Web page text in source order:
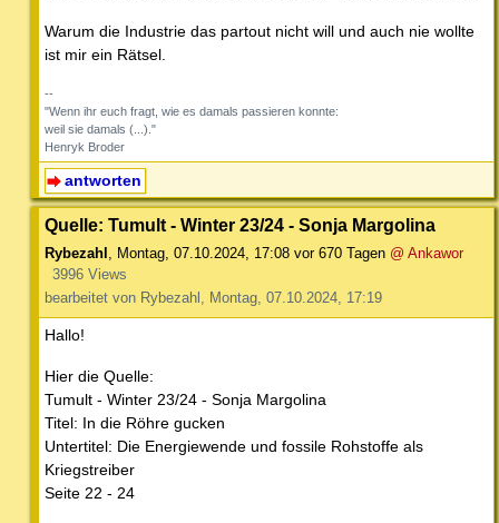
Warum die Industrie das partout nicht will und auch nie wollte
ist mir ein Rätsel.
--
"Wenn ihr euch fragt, wie es damals passieren konnte:
weil sie damals (...)."
Henryk Broder
antworten
Quelle: Tumult - Winter 23/24 - Sonja Margolina
Rybezahl Montag, 07.10.2024, 17:08 vor 670 Tagen @ Ankawor
3996 Views
bearbeitet von Rybezahl, Montag, 07.10.2024, 17:19
Hallo!
Hier die Quelle:
Tumult - Winter 23/24 - Sonja Margolina
Titel: In die Röhre gucken
Untertitel: Die Energiewende und fossile Rohstoffe als
Kriegstreiber
Seite 22 - 24